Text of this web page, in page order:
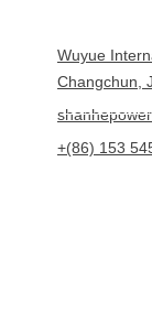
Wuyue
Changchun,
+(86) 153